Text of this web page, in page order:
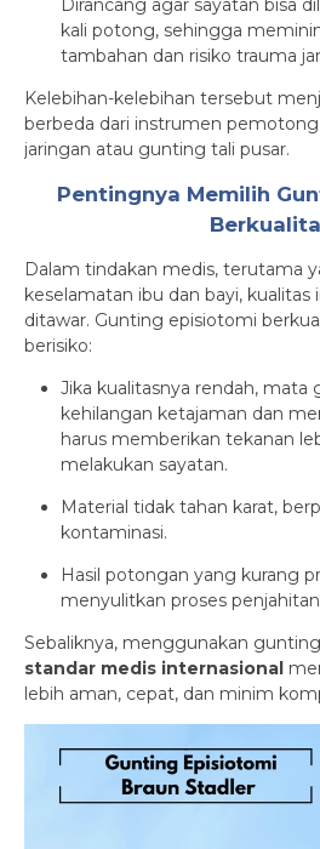
Dirancang agar sayatan bisa
kali potong, sehingga
tambahan dan risiko trauma
Kelebihan-kelebihan tersebut
berbeda dari instrumen
jaringan atau gunting tali pusar.
Pentingnya Memilih
Dalam tindakan medis, terutama
keselamatan ibu dan bayi,
ditawar. Gunting episiotomi
berisiko:
Jika kualitasnya rendah,
kehilangan ketajaman dan
harus memberikan tekanan
melakukan sayatan.
Material tidak tahan karat,
kontaminasi.
Hasil potongan yang kurang
menyulitkan proses
Sebaliknya, menggunakan
standar medis internasional
lebih aman, cepat, dan minim